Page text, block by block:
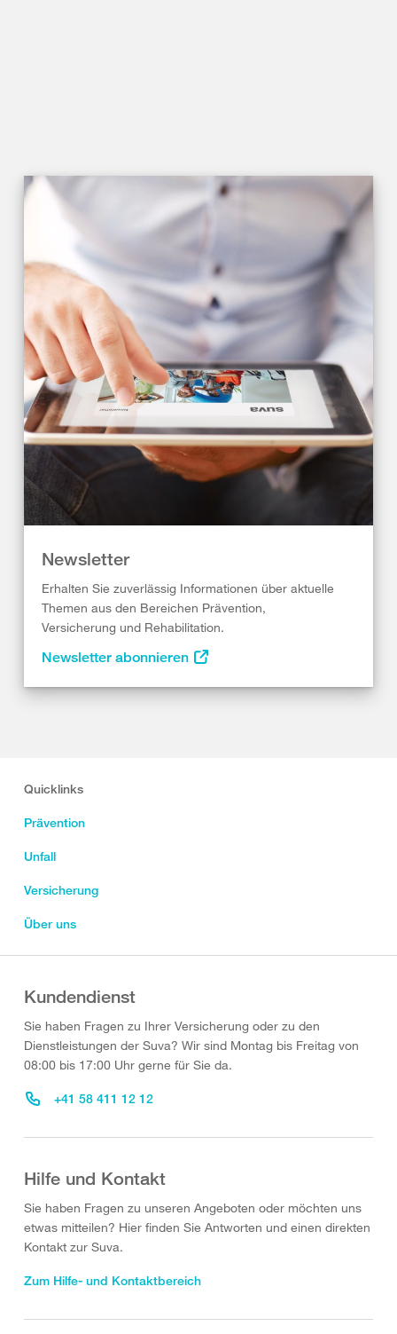
Newsletter
Erhalten Sie zuverlässig Informationen über aktuelle
Themen aus den Bereichen Prävention,
Versicherung und Rehabilitation.
Newsletter abonnieren
Quicklinks
Prävention
Unfall
Versicherung
Über uns
Kundendienst
Sie haben Fragen zu Ihrer Versicherung oder zu den
Dienstleistungen der Suva? Wir sind Montag bis Freitag von
08:00 bis 17:00 Uhr gerne für Sie da.
+41 58 411 12 12
Hilfe und Kontakt
Sie haben Fragen zu unseren Angeboten oder möchten uns
etwas mitteilen? Hier finden Sie Antworten und einen direkten
Kontakt zur Suva.
Zum Hilfe- und Kontaktbereich